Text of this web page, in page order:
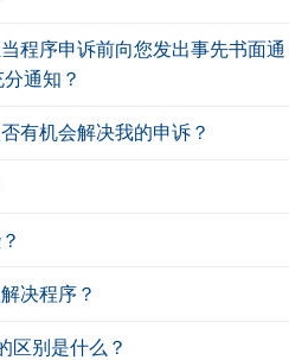
程序申诉前向您发出事先书面通
通知？
有机会解决我的申诉？
决程序？
区别是什么？